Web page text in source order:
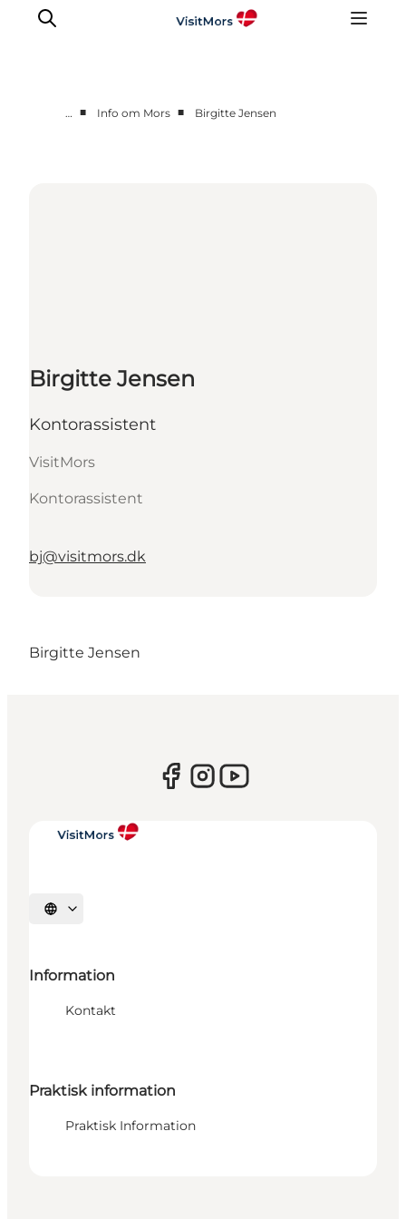
… ■ Info om Mors ■ Birgitte Jensen
Birgitte Jensen
Kontorassistent
VisitMors
Kontorassistent
bj@visitmors.dk
Birgitte Jensen
Vælg sprog
Information
Kontakt
Praktisk information
Praktisk Information